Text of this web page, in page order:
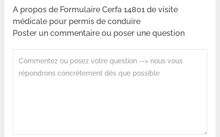
A propos de Formulaire Cerfa 14801 de visite
médicale pour permis de conduire
Poster un commentaire ou poser une question